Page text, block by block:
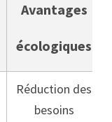
Avantages
écologiques
Réduction des
besoins